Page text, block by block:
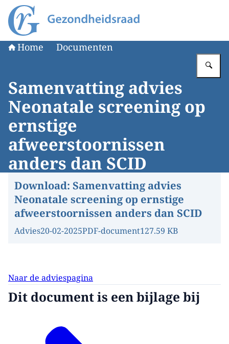
Naar de homepage van Gezondheidsraad
Home Documenten
Samenvatting advies
Neonatale screening op
ernstige
afweerstoornissen
anders dan SCID
Download: Samenvatting advies
Neonatale screening op ernstige
afweerstoornissen anders dan SCID
Advies20-02-2025PDF-document127.59 KB
Naar de adviespagina
Dit document is een bijlage bij